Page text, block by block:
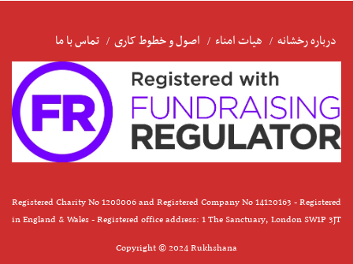
درباره رخشانه هیات امناء اصول و خطوط کاری تماس با ما
Registered Charity No 1208006 and Registered Company No 14120163 - Registered
in England & Wales - Registered office address: 1 The Sanctuary, London SW1P 3JT
Copyright © 2024 Rukhshana